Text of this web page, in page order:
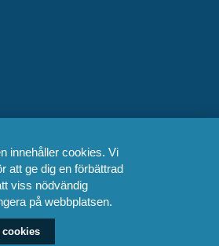
innehåller cookies. Vi
att ge dig en förbättrad
viss nödvändig
på webbplatsen.
cookies
9, Stockholm
Stockholm